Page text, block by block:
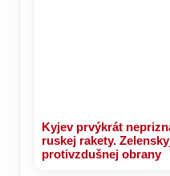
Kyjev prvýkrát
ruskej rakety.
protivzdušnej obrany